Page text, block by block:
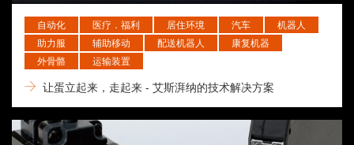
自动化 医疗．福利 居住环境 汽车
机器人
助力服
辅助移动 配送机器人
康复机器
外骨骼
运输装置
让蛋立起来，走起来 - 艾斯湃纳的技术解决方案